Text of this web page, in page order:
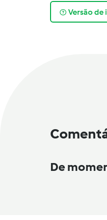
Versão de
De